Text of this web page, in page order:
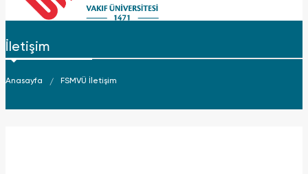
İletişim
Anasayfa FSMVÜ İletişim